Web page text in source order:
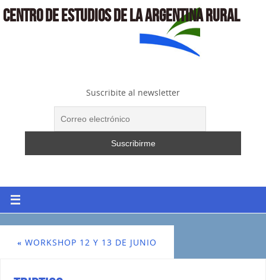
CENTRO DE ESTUDIOS DE LA ARGENTINA RURAL
Suscribite al newsletter
« WORKSHOP 12 Y 13 DE JUNIO